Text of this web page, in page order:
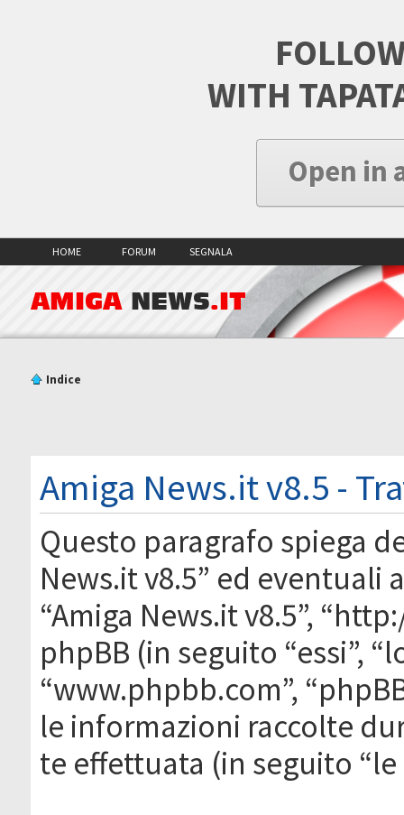
WITH
Open in
HOME FORUM SEGNALA
AMIGA NEWS.IT
Indice
Amiga News.it v8.5 -
Questo paragrafo spiega
News.it v8.5” ed eventuali
“Amiga News.it v8.5”,
phpBB (in seguito “essi”,
“www.phpbb.com”,
le informazioni raccolte
te effettuata (in seguito